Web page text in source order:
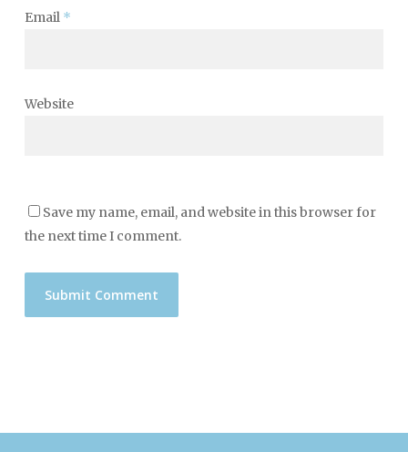
Email *
Website
Save my name, email, and website in this browser for
the next time I comment.